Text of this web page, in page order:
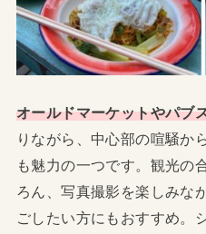
オールドマーケットやパブ
りながら、中心部の喧騒か
も魅力の一つです。観光の
ろん、写真撮影を楽しみな
ごしたい方にもおすすめ。